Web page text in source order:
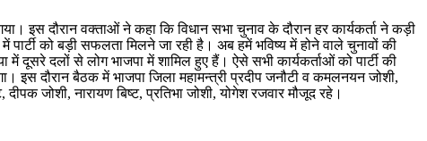
इस दौरान वक्ताओं ने कहा कि विधान सभा चुनाव के दौरान हर कार्यकर्ता ने कड़ी
को बड़ी सफलता मिलने जा रही है। अब हमें भविष्य में होने वाले चुनावों की
में दूसरे दलों से लोग भाजपा में शामिल हुए हैं। ऐसे सभी कार्यकर्ताओं को पार्टी की
इस दौरान बैठक में भाजपा जिला महामन्त्री प्रदीप जनौटी व कमलनयन जोशी,
दीपक जोशी, नारायण बिष्ट, प्रतिभा जोशी, योगेश रजवार मौजूद रहे।